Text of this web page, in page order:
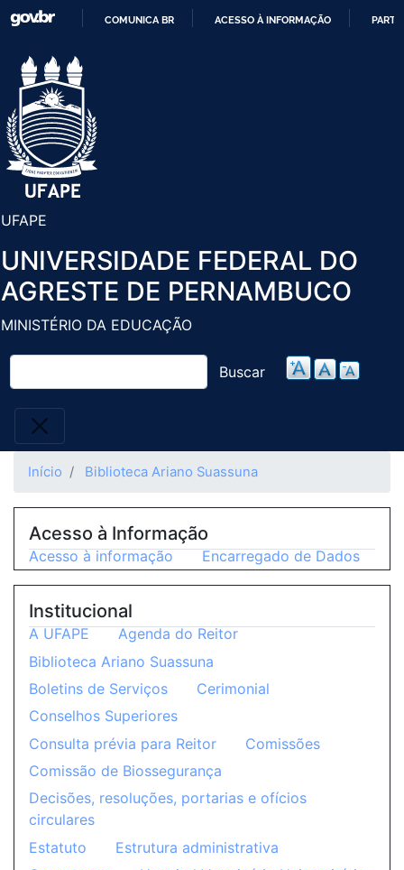
Pular
COMUNICA BR ACESSO À INFORMAÇÃO
UFAPE
UNIVERSIDADE FEDERAL DO
AGRESTE DE PERNAMBUCO
MINISTÉRIO DA EDUCAÇÃO
Buscar
Início Biblioteca Ariano Suassuna
Acesso à Informação
Acesso à informação Encarregado de Dados
Institucional
A UFAPE
Agenda do Reitor
Biblioteca Ariano Suassuna
Boletins de Serviços
Cerimonial
Conselhos Superiores
Consulta prévia para Reitor
Comissões
Comissão de Biossegurança
Decisões, resoluções, portarias e ofícios
circulares
Estatuto
Estrutura administrativa